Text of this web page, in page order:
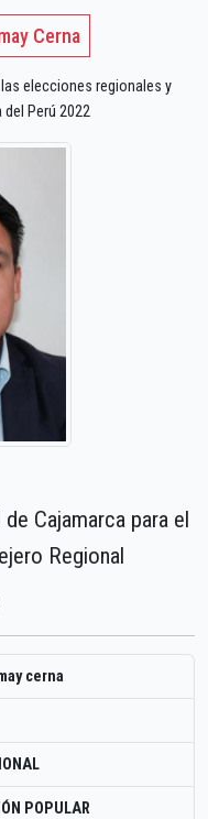
Cerna
las elecciones regionales y
Perú 2022
Cajamarca para el
Regional
cerna
POPULAR